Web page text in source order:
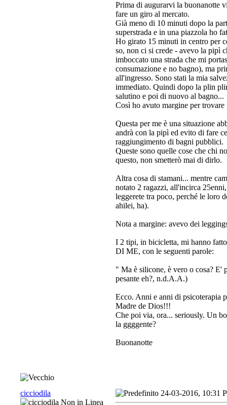
Prima di augurarvi la buonanotte
fare un giro al mercato.
Già meno di 10 minuti dopo la
superstrada e in una piazzola ho
Ho girato 15 minuti in centro per
so, non ci si crede - avevo la pipì
imboccato una strada che mi
consumazione e no bagno), ma
all'ingresso. Sono stati la mia
immediato. Quindi dopo la plin
salutino e poi di nuovo al bagno...
Così ho avuto margine per
Questa per me è una situazione
andrà con la pipì ed evito di fare
raggiungimento di bagni pubblici.
Queste sono quelle cose che chi
questo, non smetterò mai di dirlo.
Altra cosa di stamani... mentre
notato 2 ragazzi, all'incirca
leggerete tra poco, perché le loro
ahilei, ha).
Nota a margine: avevo dei
I 2 tipi, in bicicletta, mi hanno
DI ME, con le seguenti parole:
" Ma è silicone, è vero o cosa?
pesante eh?, n.d.A.A.)
Ecco. Anni e anni di psicoterapia
Madre de Dios!!!
Che poi via, ora... seriously. Un
la ggggente?
Buonanotte
cicciodila 24-03-2016, 10:31